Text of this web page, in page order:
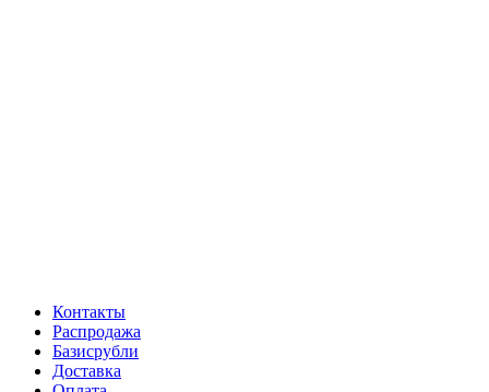
Контакты
Распродажа
Базисрубли
Доставка